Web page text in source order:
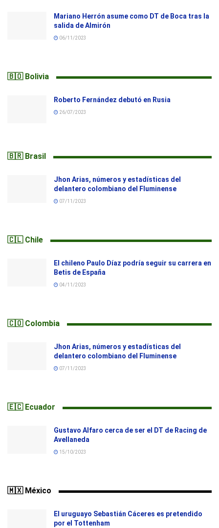
Mariano Herrón asume como DT de Boca tras la
salida de Almirón
06/11/2023
🇧🇴 Bolivia
Roberto Fernández debutó en Rusia
26/07/2023
🇧🇷 Brasil
Jhon Arias, números y estadísticas del
delantero colombiano del Fluminense
07/11/2023
🇨🇱 Chile
El chileno Paulo Díaz podría seguir su carrera en
Betis de España
04/11/2023
🇨🇴 Colombia
Jhon Arias, números y estadísticas del
delantero colombiano del Fluminense
07/11/2023
🇪🇨 Ecuador
Gustavo Alfaro cerca de ser el DT de Racing de
Avellaneda
15/10/2023
🇲🇽 México
El uruguayo Sebastián Cáceres es pretendido
por el Tottenham